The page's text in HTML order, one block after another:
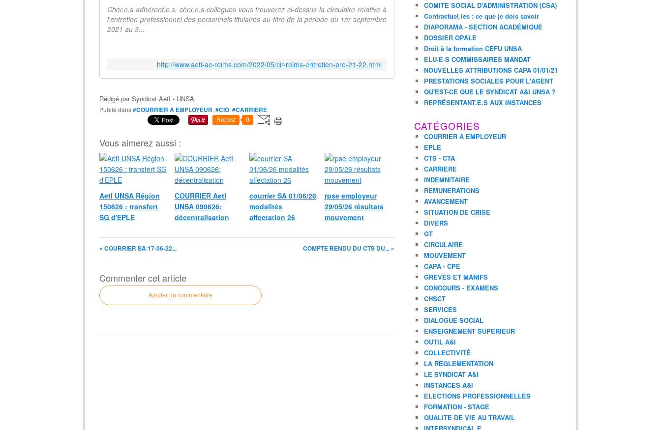
Cher.e.s adhérent.e.s, cher.e.s collègues vous trouverez ci-dessus la circulaire relative à
l'entretien professionnel des personnels titulaires au titre de la période du 1er septembre
2021 au 3...
http://www.aeti-ac-reims.com/2022/05/cir-reims-entretien-pro-21-22.html
Rédigé parSyndicat AetI - UNSA
Publié dans#COURRIER A EMPLOYEUR, #CIO, #CARRIERE
Repost 0
Vous aimerez aussi :
AetI UNSA Région
150626 : transfert
SG d'EPLE
COURRIER AetI
UNSA 090626:
décentralisation
courrier SA 01/06/26
modalités
affectation 26
rpse employeur
29/05/26 résultats
mouvement
« COURRIER SA 17-06-22... COMPTE RENDU DU CTS DU... »
Commenter cet article
Ajouter un commentaire
COMITE SOCIAL D'ADMINISTRATION (CSA)
Contractuel.les : ce que je dois savoir
DIAPORAMA - SECTION ACADÉMIQUE
DOSSIER OPALE
Droit à la formation CEFU UNSA
ELU·E·S COMMISSAIRES MANDAT
NOUVELLES ATTRIBUTIONS CAPA 01/01/21
PRESTATIONS SOCIALES POUR L'AGENT
QU'EST-CE QUE LE SYNDICAT A&I UNSA ?
REPRÉSENTANT.E.S AUX INSTANCES
CATÉGORIES
COURRIER A EMPLOYEUR
EPLE
CTS - CTA
CARRIERE
INDEMNITAIRE
REMUNERATIONS
AVANCEMENT
SITUATION DE CRISE
DIVERS
GT
CIRCULAIRE
MOUVEMENT
CAPA - CPE
GREVES ET MANIFS
CONCOURS - EXAMENS
CHSCT
SERVICES
DIALOGUE SOCIAL
ENSEIGNEMENT SUPERIEUR
OUTIL A&I
COLLECTIVITÉ
LA REGLEMENTATION
LE SYNDICAT A&I
INSTANCES A&I
ELECTIONS PROFESSIONNELLES
FORMATION - STAGE
QUALITE DE VIE AU TRAVAIL